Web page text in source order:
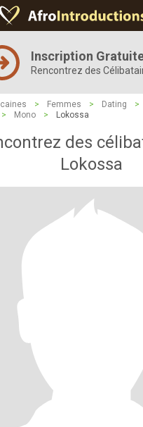
Inscription
Rencontrez des
> Femmes > Dating >
> Mono > Lokossa
des
Lokossa